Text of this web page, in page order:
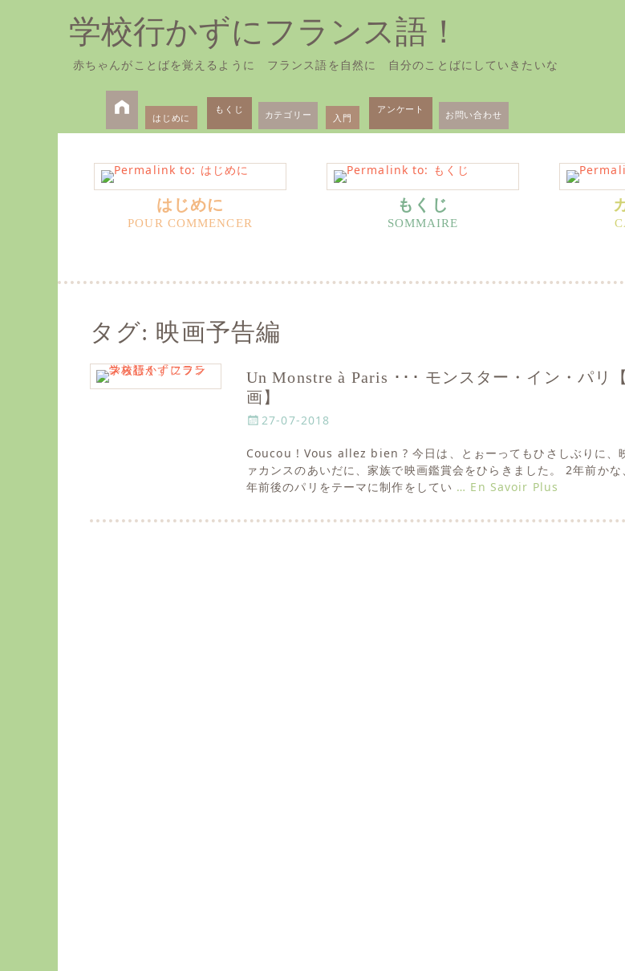
学校行かずにフランス語！
赤ちゃんがことばを覚えるように フランス語を自然に 自分のことばにしていきたいな
Primary
Menu
Skip
to
content
はじめに
もくじ カテゴリー 入門
アンケート お問い合わせ
はじめに もくじ
タグ: 映画予告編
Un Monstre à Paris ･･･ モンスター・イン・パリ
画】
P
s
t
e
o
27-07-2018
Coucou ! Vous allez bien ? 今日は、とぉーってもひさしぶりに、
ァカンスのあいだに、家族で映画鑑賞会をひらきました。 2年前か
年前後のパリをテーマに制作をしてい … En Savoir Plus